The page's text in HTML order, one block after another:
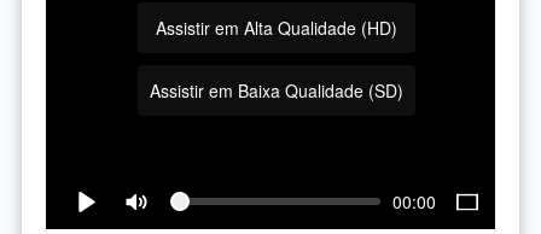
Assistir em Alta Qualidade (HD)
Assistir em Baixa Qualidade (SD)
00:00